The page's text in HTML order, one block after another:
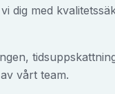
dig med
vårt team.